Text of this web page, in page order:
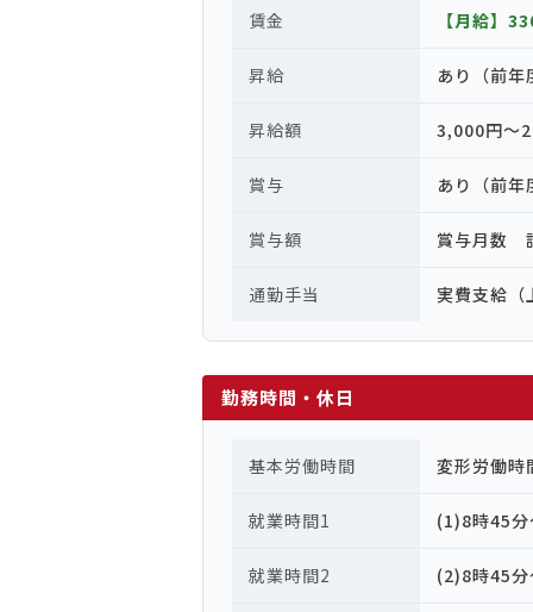
賃金 【月給】
昇給 あり（前
昇給額 3,000円〜
賞与 あり（前
賞与額 賞与月数
通勤手当 実費支給
勤務時間・休日
基本労働時間 変形労働時
就業時間1 (1)8時45
就業時間2 (2)8時45